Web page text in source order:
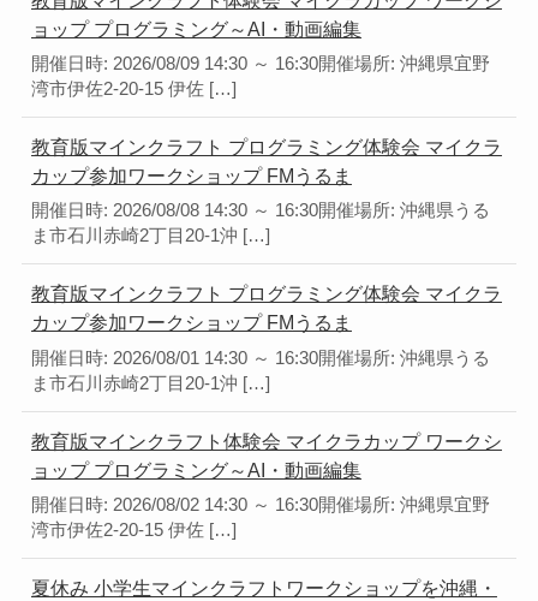
ョップ プログラミング～AI・動画編集
開催日時: 2026/08/09 14:30 ～ 16:30開催場所: 沖縄県宜野
湾市伊佐2-20-15 伊佐 […]
教育版マインクラフト プログラミング体験会 マイクラ
カップ参加ワークショップ FMうるま
開催日時: 2026/08/08 14:30 ～ 16:30開催場所: 沖縄県うる
ま市石川赤崎2丁目20-1沖 […]
教育版マインクラフト プログラミング体験会 マイクラ
カップ参加ワークショップ FMうるま
開催日時: 2026/08/01 14:30 ～ 16:30開催場所: 沖縄県うる
ま市石川赤崎2丁目20-1沖 […]
教育版マインクラフト体験会 マイクラカップ ワークシ
ョップ プログラミング～AI・動画編集
開催日時: 2026/08/02 14:30 ～ 16:30開催場所: 沖縄県宜野
湾市伊佐2-20-15 伊佐 […]
夏休み 小学生マインクラフトワークショップを沖縄・